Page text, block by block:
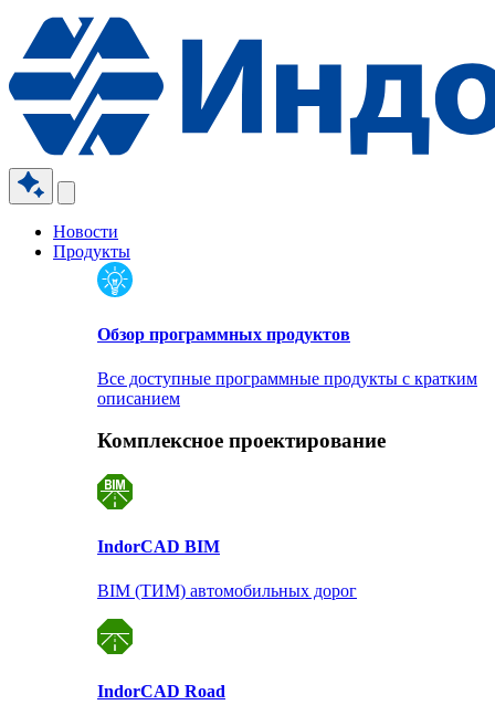
Новости
Продукты
Обзор программных продуктов
Все доступные программные продукты с кратким
описанием
Комплексное проектирование
IndorCAD BIM
BIM (ТИМ) автомобильных дорог
IndorCAD Road